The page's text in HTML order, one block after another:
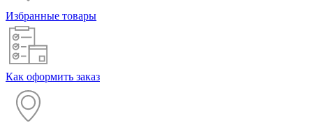
Избранные товары
Как оформить заказ